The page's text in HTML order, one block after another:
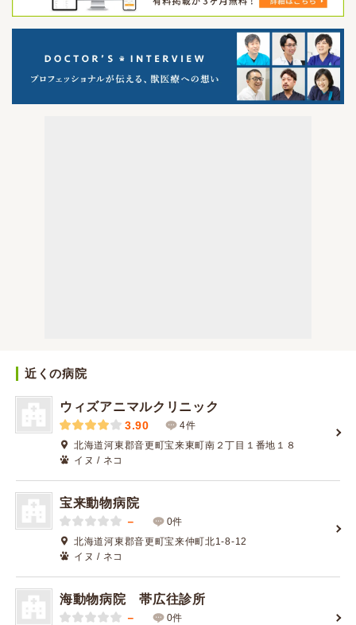
近くの病院
ウィズアニマルクリニック
3.90
4件
北海道河東郡音更町宝来東町南２丁目１番地１８
イヌ / ネコ
宝来動物病院
－
0件
北海道河東郡音更町宝来仲町北1-8-12
イヌ / ネコ
海動物病院 帯広往診所
－
0件